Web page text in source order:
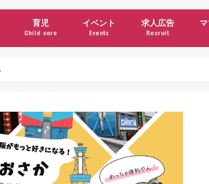
育児
Child care
イベント
Events
求人広告
Recruit